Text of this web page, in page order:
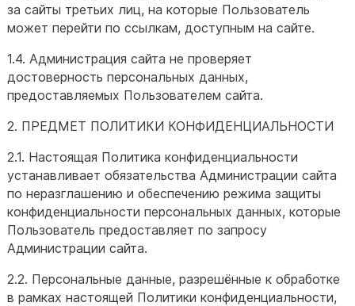
за сайты третьих лиц, на которые Пользователь
может перейти по ссылкам, доступным на сайте.
1.4. Администрация сайта не проверяет
достоверность персональных данных,
предоставляемых Пользователем сайта.
2. ПРЕДМЕТ ПОЛИТИКИ КОНФИДЕНЦИАЛЬНОСТИ
2.1. Настоящая Политика конфиденциальности
устанавливает обязательства Администрации сайта
по неразглашению и обеспечению режима защиты
конфиденциальности персональных данных, которые
Пользователь предоставляет по запросу
Администрации сайта.
2.2. Персональные данные, разрешённые к обработке
в рамках настоящей Политики конфиденциальности,